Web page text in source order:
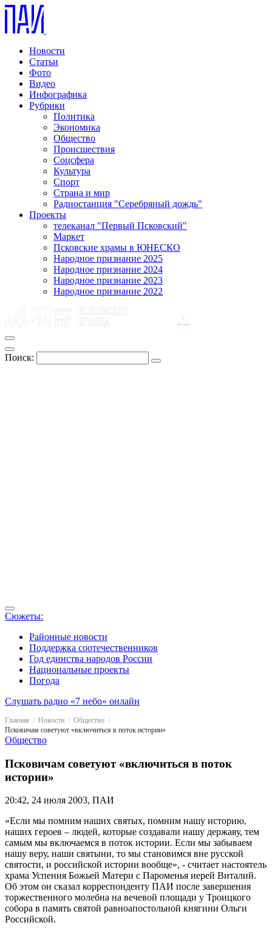
Новости
Статьи
Фото
Видео
Инфографика
Рубрики
Политика
Экономика
Общество
Происшествия
Соцсфера
Культура
Спорт
Страна и мир
Радиостанция "Серебряный дождь"
Проекты
телеканал "Первый Псковский"
Маркет
Псковские храмы в ЮНЕСКО
Народное признание 2025
Народное признание 2024
Народное признание 2023
Народное признание 2022
Поиск:
Сюжеты:
Районные новости
Поддержка соотечественников
Год единства народов России
Национальные проекты
Погода
Слушать радио «7 небо» онлайн
Главная Новости
Общество
Псковичам советуют «включиться в поток истории»
Общество
Псковичам советуют «включиться в поток
истории»
20:42, 24 июля 2003, ПАИ
«Если мы помним наших святых, помним нашу историю,
наших героев – людей, которые создавали нашу державу, тем
самым мы включаемся в поток истории. Если мы забываем
нашу веру, наши святыни, то мы становимся вне русской
святости, и российской истории вообще», - считает настоятель
храма Успения Божьей Матери с Пароменья иерей Виталий.
Об этом он сказал корреспонденту ПАИ после завершения
торжественного молебна на вечевой площади у Троицкого
собора в память святой равноапостольной княгини Ольги
Российской.